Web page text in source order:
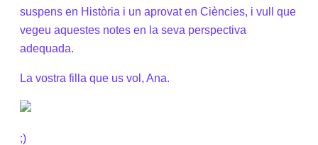
suspens en Història i un aprovat en Ciències, i vull que
vegeu aquestes notes en la seva perspectiva
adequada.
La vostra filla que us vol, Ana.
;)